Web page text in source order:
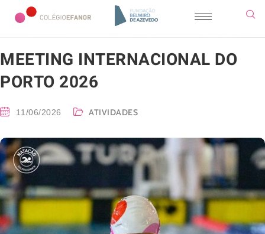
MEETING INTERNACIONAL DO
PORTO 2026
11/06/2026 ATIVIDADES